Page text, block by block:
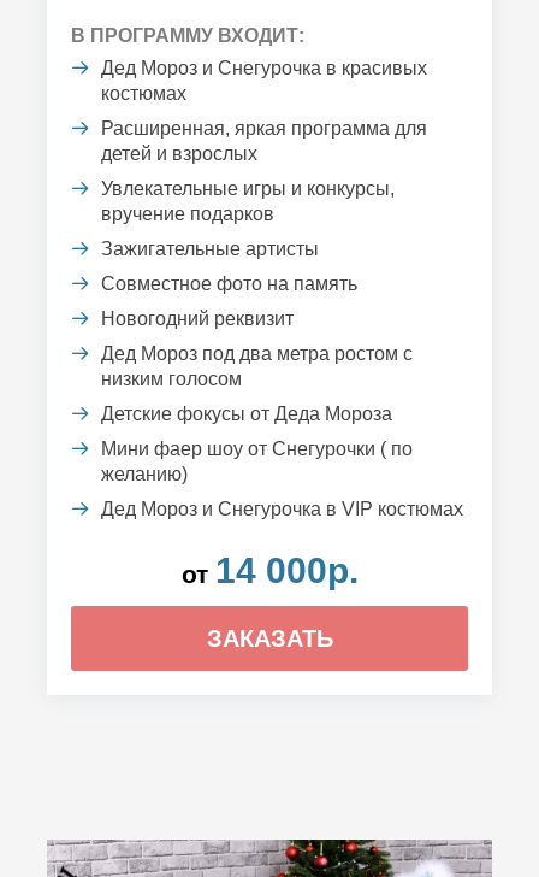
В ПРОГРАММУ ВХОДИТ:
Дед Мороз и Снегурочка в красивых
костюмах
Расширенная, яркая программа для
детей и взрослых
Увлекательные игры и конкурсы,
вручение подарков
Зажигательные артисты
Совместное фото на память
Новогодний реквизит
Дед Мороз под два метра ростом с
низким голосом
Детские фокусы от Деда Мороза
Мини фаер шоу от Снегурочки ( по
желанию)
Дед Мороз и Снегурочка в VIP костюмах
от 14 000р.
ЗАКАЗАТЬ